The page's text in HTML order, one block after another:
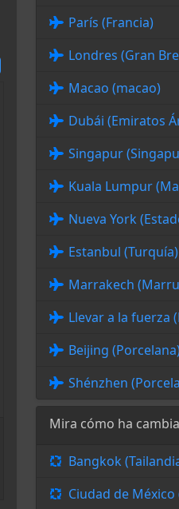
París (Francia)
Londres (Gran
Macao (macao)
Dubái (Emiratos
Singapur
Kuala Lumpur
Nueva York
Estanbul (Turquía)
Marrakech
Llevar a la fuerza
Beijing
Shénzhen
Mira cómo ha
Bangkok
Ciudad de México